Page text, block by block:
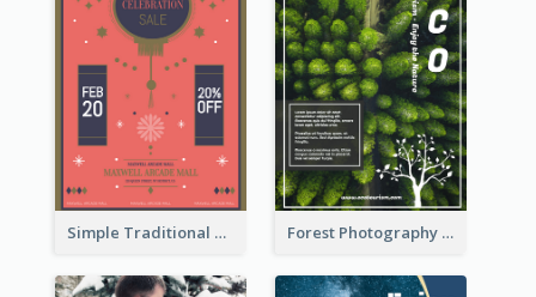
Simple Traditional CNY Sales Flyer Design Forest Photography Flyer Of ECO Tourism